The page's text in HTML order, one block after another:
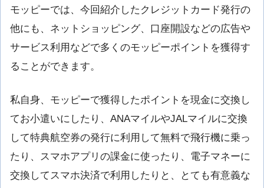
モッピーでは、今回紹介したクレジットカード発行の
他にも、ネットショッピング、口座開設などの広告や
サービス利用などで多くのモッピーポイントを獲得す
ることができます。
私自身、モッピーで獲得したポイントを現金に交換し
てお小遣いにしたり、ANAマイルやJALマイルに交換
して特典航空券の発行に利用して無料で飛行機に乗っ
たり、スマホアプリの課金に使ったり、電子マネーに
交換してスマホ決済で利用したりと、とても有意義な